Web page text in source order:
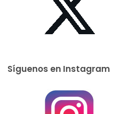
Síguenos en Instagram